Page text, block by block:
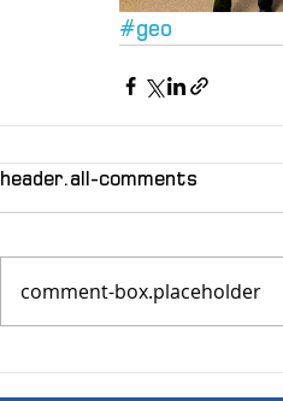
#geo
header.all-comments
comment-box.placeholder